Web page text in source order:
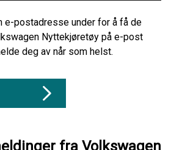
e-postadresse under for å få de
Nyttekjøretøy på e-post
deg av når som helst.
fra Volkswagen